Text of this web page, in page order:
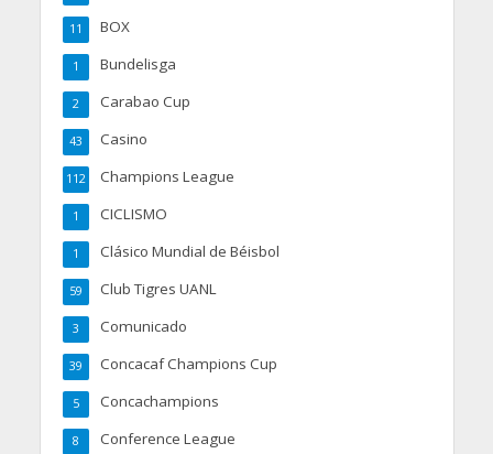
BOX
11
Bundelisga
1
Carabao Cup
2
Casino
43
Champions League
112
CICLISMO
1
Clásico Mundial de Béisbol
1
Club Tigres UANL
59
Comunicado
3
Concacaf Champions Cup
39
Concachampions
5
Conference League
8